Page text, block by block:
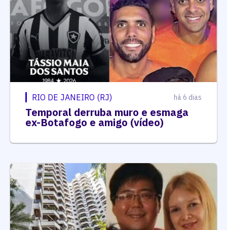
RIO DE JANEIRO (RJ) há 6 dias
Temporal derruba muro e esmaga
ex-Botafogo e amigo (vídeo)